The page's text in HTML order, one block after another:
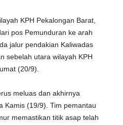
KPH Pekalongan Barat,
pos Pemunduran ke arah
jalur pendakian Kaliwadas
sebelah utara wilayah KPH
(20/9).
meluas dan akhirnya
Kamis (19/9). Tim pemantau
memastikan titik asap telah